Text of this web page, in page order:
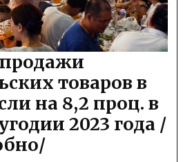
товаров в
на 8,2 проц. в
2023 года /